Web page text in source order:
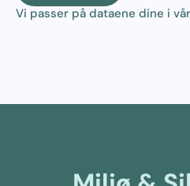
Vi passer på dataene dine i vår